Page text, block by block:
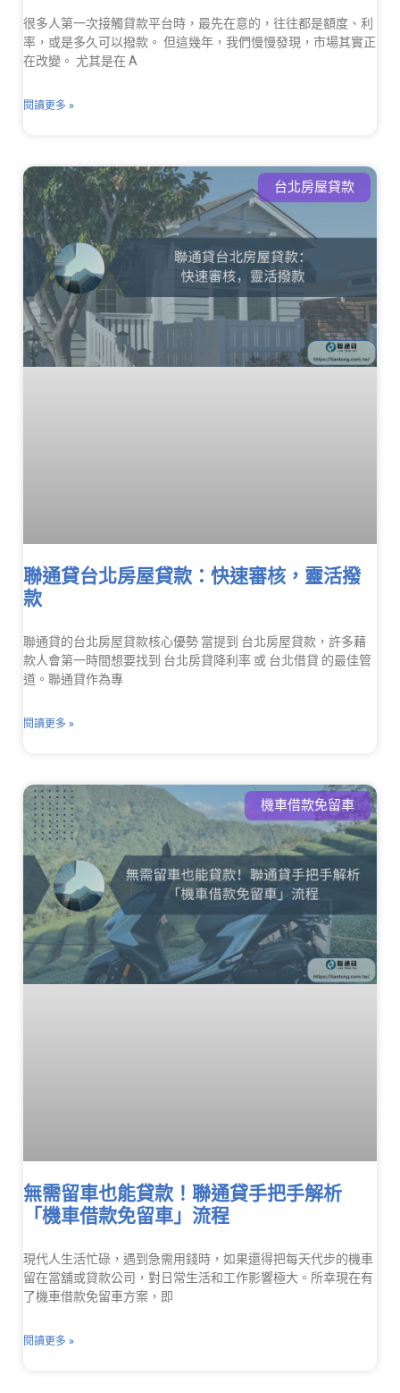
很多人第一次接觸貸款平台時，最先在意的，往往都是額度、利
率，或是多久可以撥款。 但這幾年，我們慢慢發現，市場其實正
在改變。 尤其是在 A
閱讀更多 »
台北房屋貸款
聯通貸台北房屋貸款：快速審核，靈活撥
款
聯通貸的台北房屋貸款核心優勢 當提到 台北房屋貸款，許多藉
款人會第一時間想要找到 台北房貸降利率 或 台北借貸 的最佳管
道。聯通貸作為專
閱讀更多 »
機車借款免留車
無需留車也能貸款！聯通貸手把手解析
「機車借款免留車」流程
現代人生活忙碌，遇到急需用錢時，如果還得把每天代步的機車
留在當舖或貸款公司，對日常生活和工作影響極大。所幸現在有
了機車借款免留車方案，即
閱讀更多 »